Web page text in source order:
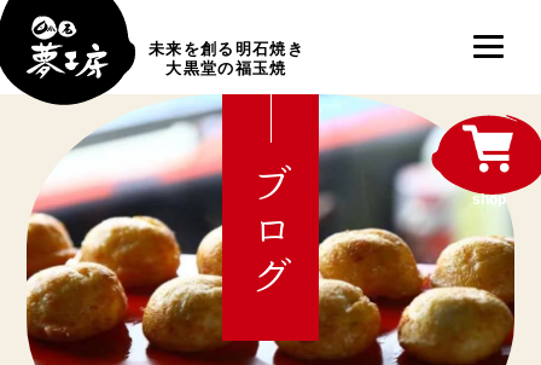
未来を創る明石焼き
大黒堂の福玉焼
ブログ shop